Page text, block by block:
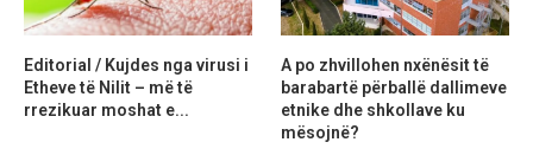
Editorial / Kujdes nga virusi i
Etheve të Nilit – më të
rrezikuar moshat e...
A po zhvillohen nxënësit të
barabartë përballë dallimeve
etnike dhe shkollave ku
mësojnë?